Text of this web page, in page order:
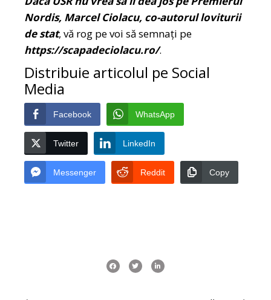
Nordis, Marcel Ciolacu, co-autorul loviturii
de stat, vă rog pe voi să semnați pe
https://scapadeciolacu.ro/.
Distribuie articolul pe Social
Media
Facebook WhatsApp
Twitter LinkedIn
Messenger Reddit Copy